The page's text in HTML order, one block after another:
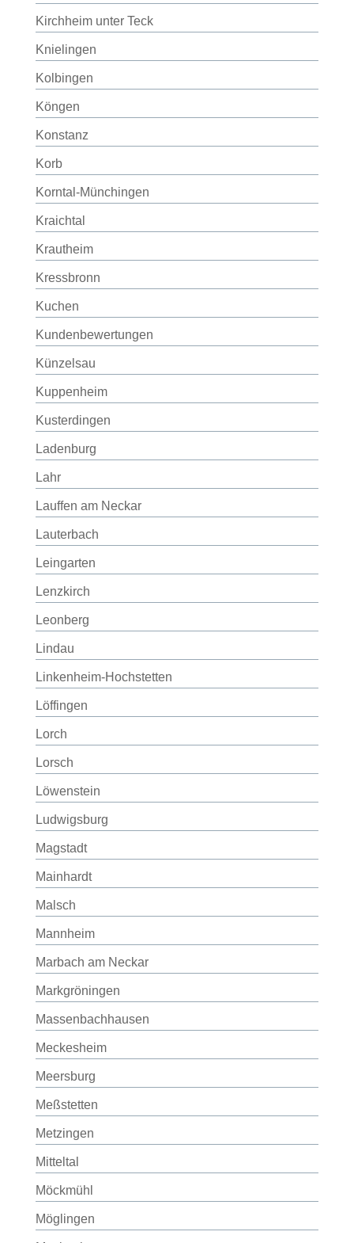
Kirchheim unter Teck
Knielingen
Kolbingen
Köngen
Konstanz
Korb
Korntal-Münchingen
Kraichtal
Krautheim
Kressbronn
Kuchen
Kundenbewertungen
Künzelsau
Kuppenheim
Kusterdingen
Ladenburg
Lahr
Lauffen am Neckar
Lauterbach
Leingarten
Lenzkirch
Leonberg
Lindau
Linkenheim-Hochstetten
Löffingen
Lorch
Lorsch
Löwenstein
Ludwigsburg
Magstadt
Mainhardt
Malsch
Mannheim
Marbach am Neckar
Markgröningen
Massenbachhausen
Meckesheim
Meersburg
Meßstetten
Metzingen
Mitteltal
Möckmühl
Möglingen